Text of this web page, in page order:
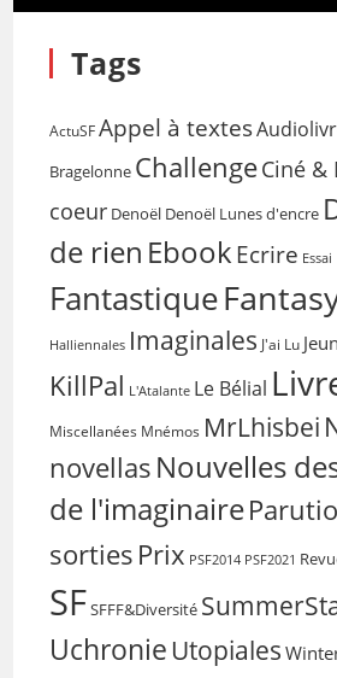
Tags
ActuSF Appel à textes
Bragelonne ChallengeCiné &
coeur Denoël Denoël Lunes d'encre
de rien EbookEcrire Essai
Fantastique
Halliennales Imaginales J'ai Lu
KillPal L'Atalante Le Bélial
Miscellanées Mnémos MrLhisbei
novellas Nouvelles
de l'imaginaire
sorties Prix PSF2014 PSF2021
SFSFFF&Diversité
Uchronie Utopiales